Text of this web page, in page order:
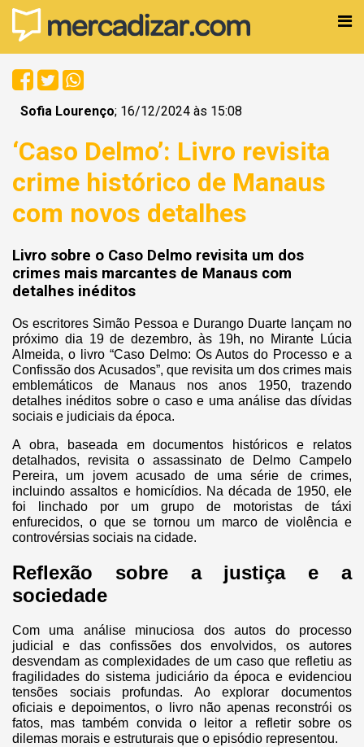
Sofia Lourenço; 16/12/2024 às 15:08
‘Caso Delmo’: Livro revisita
crime histórico de Manaus
com novos detalhes
Livro sobre o Caso Delmo revisita um dos
crimes mais marcantes de Manaus com
detalhes inéditos
Os escritores Simão Pessoa e Durango Duarte lançam no
próximo dia 19 de dezembro, às 19h, no Mirante Lúcia
Almeida, o livro “Caso Delmo: Os Autos do Processo e a
Confissão dos Acusados”, que revisita um dos crimes mais
emblemáticos de Manaus nos anos 1950, trazendo
detalhes inéditos sobre o caso e uma análise das dívidas
sociais e judiciais da época.
A obra, baseada em documentos históricos e relatos
detalhados, revisita o assassinato de Delmo Campelo
Pereira, um jovem acusado de uma série de crimes,
incluindo assaltos e homicídios. Na década de 1950, ele
foi linchado por um grupo de motoristas de táxi
enfurecidos, o que se tornou um marco de violência e
controvérsias sociais na cidade.
Reflexão sobre a justiça e a
sociedade
Com uma análise minuciosa dos autos do processo
judicial e das confissões dos envolvidos, os autores
desvendam as complexidades de um caso que refletiu as
fragilidades do sistema judiciário da época e evidenciou
tensões sociais profundas. Ao explorar documentos
oficiais e depoimentos, o livro não apenas reconstrói os
fatos, mas também convida o leitor a refletir sobre os
dilemas morais e estruturais que o episódio representou.